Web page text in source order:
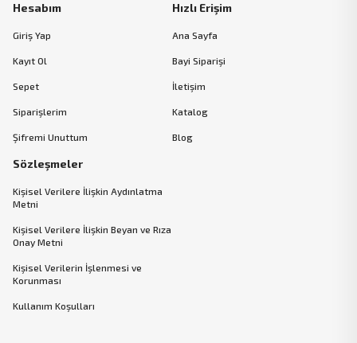
Hesabım
Giriş Yap
Kayıt Ol
Sepet
Siparişlerim
Şifremi Unuttum
Hızlı Erişim
Ana Sayfa
Bayi Siparişi
İletişim
Katalog
Blog
Sözleşmeler
Kişisel Verilere İlişkin Aydınlatma
Metni
Kişisel Verilere İlişkin Beyan ve Rıza
Onay Metni
Kişisel Verilerin İşlenmesi ve
Korunması
Kullanım Koşulları